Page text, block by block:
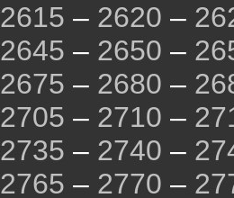
2615 – 2620 –
2645 – 2650 –
2675 – 2680 –
2705 – 2710 –
2735 – 2740 –
2765 – 2770 –